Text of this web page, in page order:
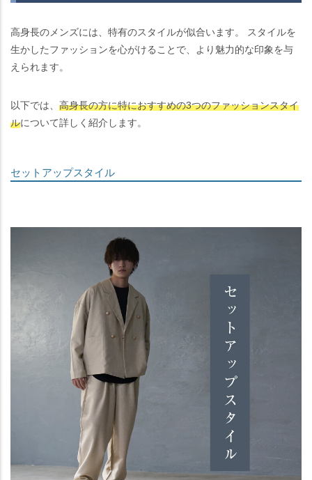
高身長のメンズには、特有のスタイルが似合います。 スタイルを
生かしたファッションを心がけることで、より魅力的な印象を与
えられます。
以下では、 高身長の方に特におすすめの3つのファッションスタイ
ルについて詳しく紹介します。
セットアップスタイル